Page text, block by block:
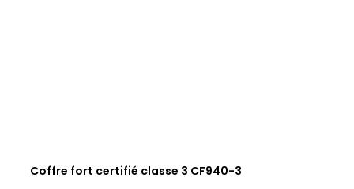
Coffre fort certifié classe 3 CF940-3